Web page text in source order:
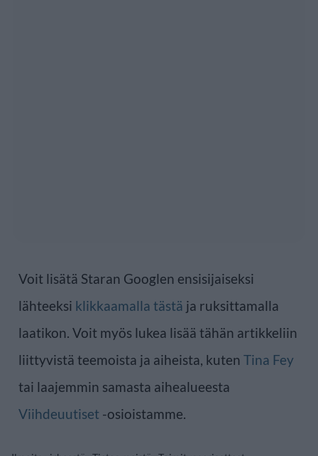
Voit lisätä Staran Googlen ensisijaiseksi
lähteeksi klikkaamalla tästä ja ruksittamalla
laatikon. Voit myös lukea lisää tähän artikkeliin
liittyvistä teemoista ja aiheista, kuten Tina Fey
tai laajemmin samasta aihealueesta
Viihdeuutiset -osioistamme.